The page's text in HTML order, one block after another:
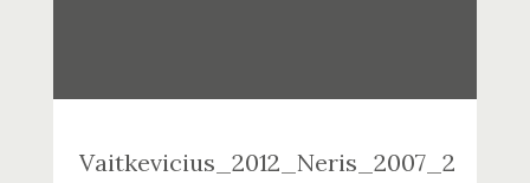
Vaitkevicius_2012_Neris_2007_2